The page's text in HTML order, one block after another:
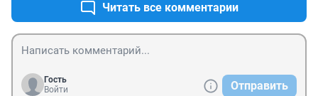
Читать все комментарии
Гость
Войти
Отправить